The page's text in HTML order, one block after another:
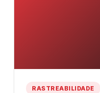
RASTREABILIDADE